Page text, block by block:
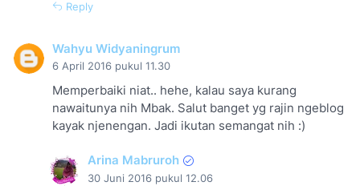
Reply
Wahyu Widyaningrum
6 April 2016 pukul 11.30
Memperbaiki niat.. hehe, kalau saya kurang
nawaitunya nih Mbak. Salut banget yg rajin ngeblog
kayak njenengan. Jadi ikutan semangat nih :)
Arina Mabruroh
30 Juni 2016 pukul 12.06